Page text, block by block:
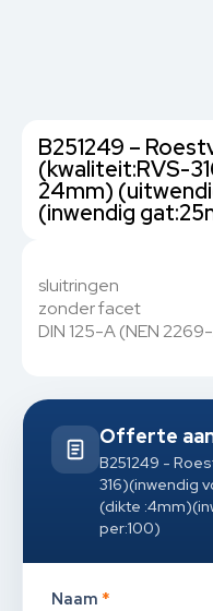
B251249 –
(kwaliteit:RVS-
24mm)
(inwendig
sluitringen
zonder facet
DIN 125-A (NEN
Offerte
B251249 -
316)(inwendig
(dikte
per:100)
Naam *